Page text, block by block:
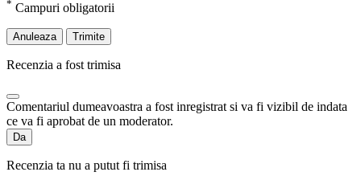
* Campuri obligatorii
Anuleaza Trimite
Recenzia a fost trimisa
Comentariul dumeavoastra a fost inregistrat si va fi vizibil de indata
ce va fi aprobat de un moderator.
Da
Recenzia ta nu a putut fi trimisa